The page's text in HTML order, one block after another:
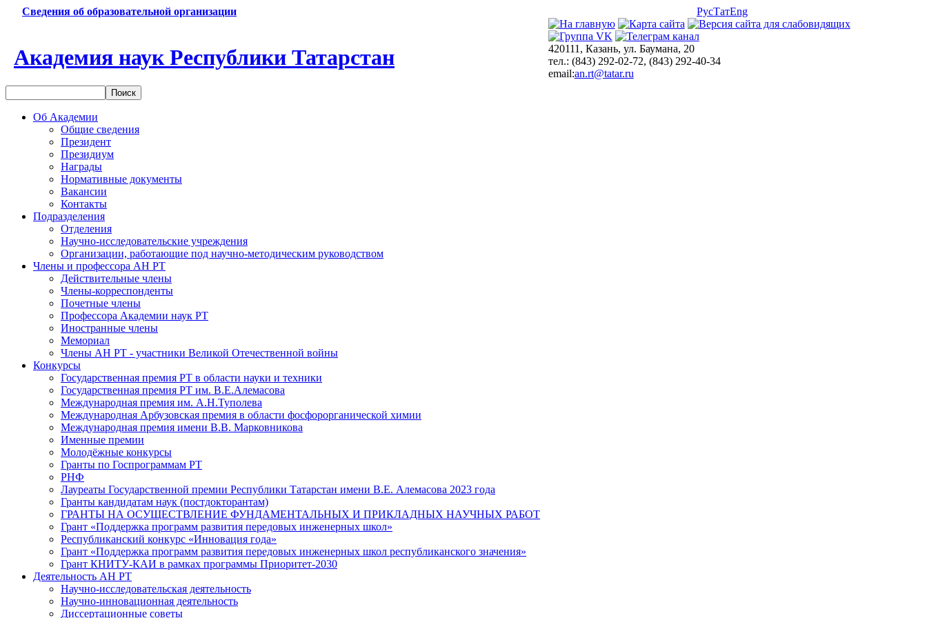
Сведения об образовательной организации РусТатEng
Академия наук Республики Татарстан
420111, Казань, ул. Баумана, 20
тел.: (843) 292-02-72, (843) 292-40-34
email:an.rt@tatar.ru
Об Академии
Общие сведения
Президент
Президиум
Награды
Нормативные документы
Вакансии
Контакты
Подразделения
Отделения
Научно-исследовательские учреждения
Организации, работающие под научно-методическим руководством
Члены и профессора АН РТ
Действительные члены
Члены-корреспонденты
Почетные члены
Профессора Академии наук РТ
Иностранные члены
Мемориал
Члены АН РТ - участники Великой Отечественной войны
Конкурсы
Государственная премия РТ в области науки и техники
Государственная премия РТ им. В.Е.Алемасова
Международная премия им. А.Н.Туполева
Международная Арбузовская премия в области фосфорорганической химии
Международная премия имени В.В. Марковникова
Именные премии
Молодёжные конкурсы
Гранты по Госпрограммам РТ
РНФ
Лауреаты Государственной премии Республики Татарстан имени В.Е. Алемасова 2023 года
Гранты кандидатам наук (постдокторантам)
ГРАНТЫ НА ОСУЩЕСТВЛЕНИЕ ФУНДАМЕНТАЛЬНЫХ И ПРИКЛАДНЫХ НАУЧНЫХ РАБОТ
Грант «Поддержка программ развития передовых инженерных школ»
Республиканский конкурс «Инновация года»
Грант «Поддержка программ развития передовых инженерных школ республиканского значения»
Грант КНИТУ-КАИ в рамках программы Приоритет-2030
Деятельность АН РТ
Научно-исследовательская деятельность
Научно-инновационная деятельность
Диссертационные советы